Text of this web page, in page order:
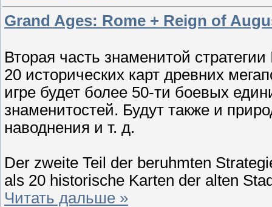
Grand Ages: Rome + Reign of
Вторая часть знаменитой
20 исторических карт древних
игре будет более 50-ти боевых
знаменитостей. Будут также и
наводнения и т. д.
Der zweite Teil der beruhmten
als 20 historische Karten der alten
Читать дальше »